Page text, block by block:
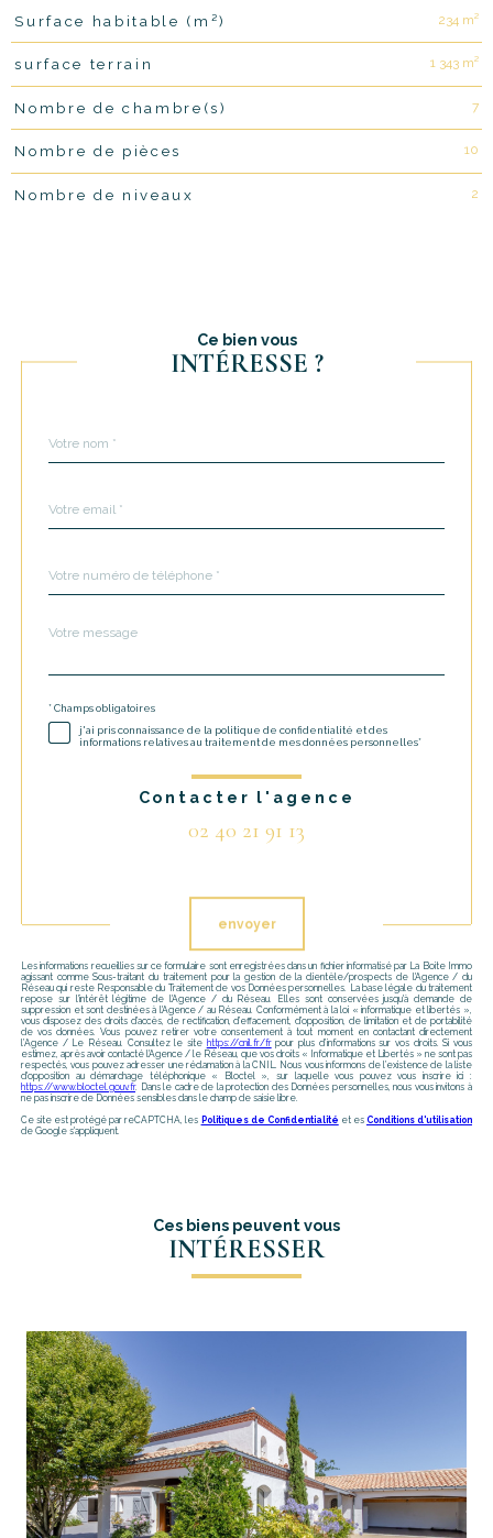
Surface habitable (m²) 234 m²
surface terrain 1 343 m²
Nombre de chambre(s) 7
Nombre de pièces 10
Nombre de niveaux 2
Ce bien vous
INTÉRESSE ?
par
*
*
*
Fieldset
Message
Validation
* Champs obligatoires
j'ai pris connaissance de la politique de confidentialité et des
informations relatives au traitement de mes données personnelles*
Contacter l'agence
02 40 21 91 13
envoyer
Les informations recueillies sur ce formulaire sont enregistrées dans un fichier informatisé par La Boite Immo
agissant comme Sous-traitant du traitement pour la gestion de la clientèle/prospects de l'Agence / du
Réseau qui reste Responsable du Traitement de vos Données personnelles. La base légale du traitement
repose sur l'intérêt légitime de l'Agence / du Réseau. Elles sont conservées jusqu'à demande de
suppression et sont destinées à l'Agence / au Réseau. Conformément à la loi « informatique et libertés »,
vous disposez des droits d’accès, de rectification, d’effacement, d’opposition, de limitation et de portabilité
de vos données. Vous pouvez retirer votre consentement à tout moment en contactant directement
l’Agence / Le Réseau. Consultez le site https://cnil.fr/frpour plus d’informations sur vos droits. Si vous
estimez, après avoir contacté l'Agence / le Réseau, que vos droits « Informatique et Libertés » ne sont pas
respectés, vous pouvez adresser une réclamation à la CNIL. Nous vous informons de l’existence de la liste
d'opposition au démarchage téléphonique « Bloctel », sur laquelle vous pouvez vous inscrire ici :
https://www.bloctel.gouv.fr. Dans le cadre de la protection des Données personnelles, nous vous invitons à
ne pas inscrire de Données sensibles dans le champ de saisie libre.
Ce site est protégé par reCAPTCHA, les Politiques de Confidentialité et es Conditions d'utilisation
de Google s'appliquent.
Ces biens peuvent vous
INTÉRESSER
voir le bien